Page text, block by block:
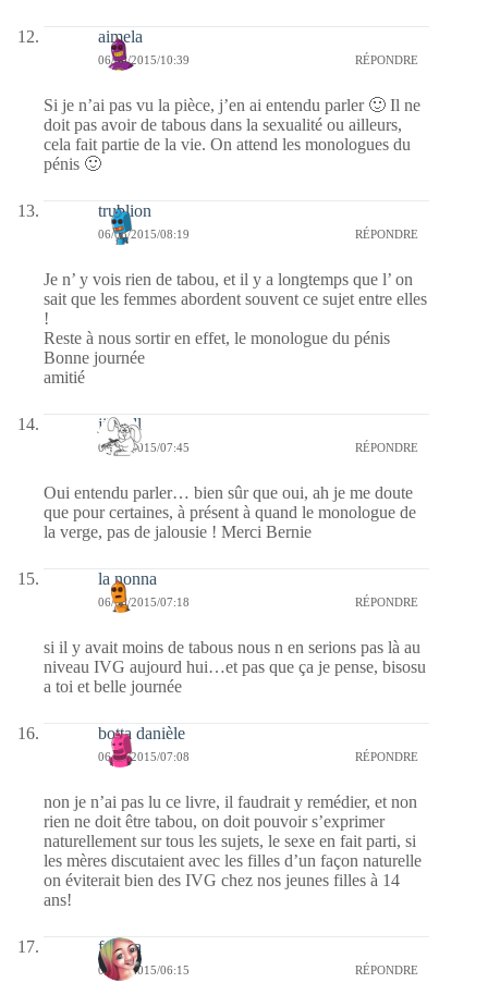
aimela
06/08/2015/10:39 RÉPONDRE
Si je n’ai pas vu la pièce, j’en ai entendu parler 🙂 Il ne
doit pas avoir de tabous dans la sexualité ou ailleurs,
cela fait partie de la vie. On attend les monologues du
pénis 🙂
trublion
06/08/2015/08:19 RÉPONDRE
Je n’ y vois rien de tabou, et il y a longtemps que l’ on
sait que les femmes abordent souvent ce sujet entre elles
!
Reste à nous sortir en effet, le monologue du pénis
Bonne journée
amitié
jill bill
06/08/2015/07:45 RÉPONDRE
Oui entendu parler… bien sûr que oui, ah je me doute
que pour certaines, à présent à quand le monologue de
la verge, pas de jalousie ! Merci Bernie
la nonna
06/08/2015/07:18 RÉPONDRE
si il y avait moins de tabous nous n en serions pas là au
niveau IVG aujourd hui…et pas que ça je pense, bisosu
a toi et belle journée
botta danièle
06/08/2015/07:08 RÉPONDRE
non je n’ai pas lu ce livre, il faudrait y remédier, et non
rien ne doit être tabou, on doit pouvoir s’exprimer
naturellement sur tous les sujets, le sexe en fait parti, si
les mères discutaient avec les filles d’un façon naturelle
on éviterait bien des IVG chez nos jeunes filles à 14
ans!
fedora
06/08/2015/06:15 RÉPONDRE